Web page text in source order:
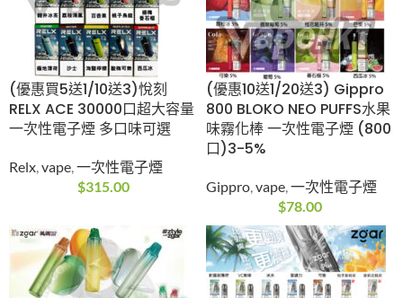
GRID, vape, 煙彈
$89.00
(優惠買5送1/10送3)悅
刻RELX ACE 30000口
(優惠10送1/20送3)
Gippro 800 BLOKO